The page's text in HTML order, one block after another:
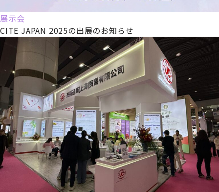
展示会
CITE JAPAN 2025の出展のお知らせ